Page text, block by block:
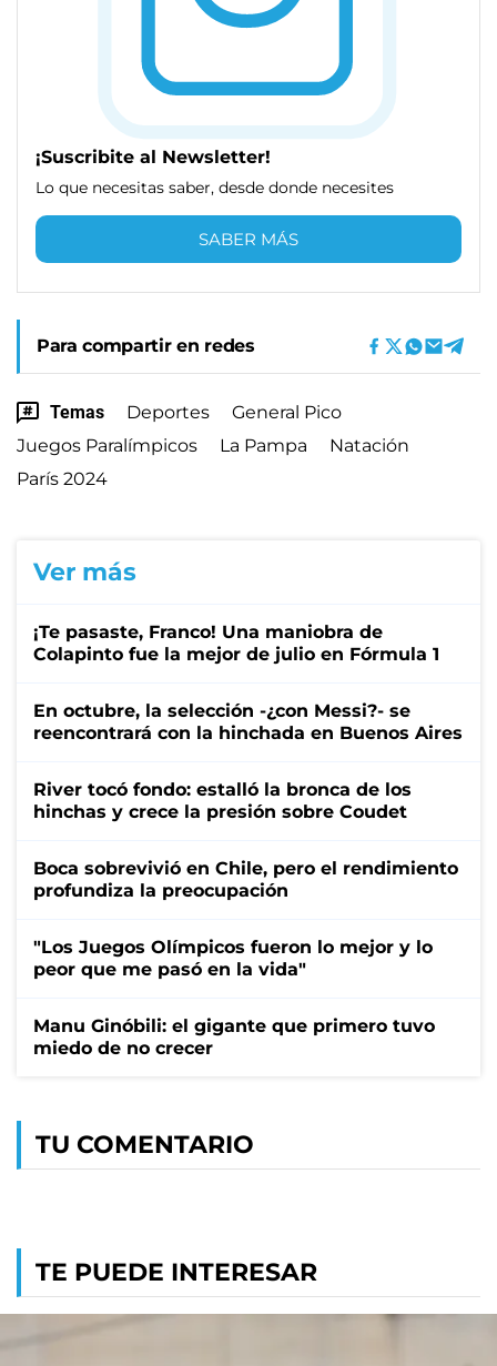
¡Suscribite al Newsletter!
Lo que necesitas saber, desde donde necesites
SABER MÁS
Para compartir en redes
Temas Deportes
General Pico
Juegos Paralímpicos
La Pampa
Natación
París 2024
Ver más
¡Te pasaste, Franco! Una maniobra de
Colapinto fue la mejor de julio en Fórmula 1
En octubre, la selección -¿con Messi?- se
reencontrará con la hinchada en Buenos Aires
River tocó fondo: estalló la bronca de los
hinchas y crece la presión sobre Coudet
Boca sobrevivió en Chile, pero el rendimiento
profundiza la preocupación
"Los Juegos Olímpicos fueron lo mejor y lo
peor que me pasó en la vida"
Manu Ginóbili: el gigante que primero tuvo
miedo de no crecer
TU COMENTARIO
TE PUEDE INTERESAR